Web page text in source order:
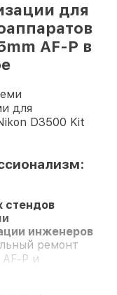
для
AF-P в
для
D3500 Kit
стендов
инженеров
ремонт
P и